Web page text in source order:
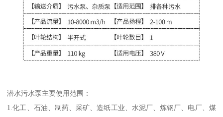
潜水污水泵主要使用范围：
1.化工、石油、制药、采矿、造纸工业、水泥厂、炼钢厂、电厂、煤